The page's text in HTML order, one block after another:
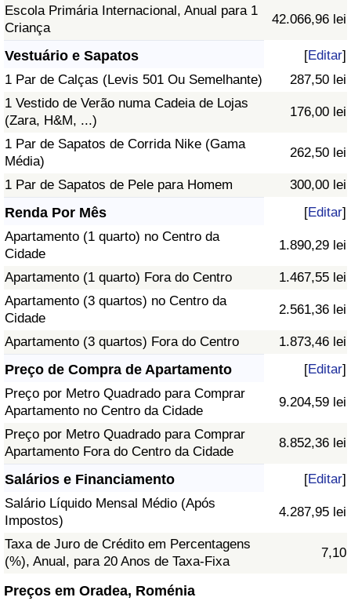
Escola Primária Internacional, Anual para 1
Criança
42.066,96 lei
Vestuário e Sapatos [Editar]
1 Par de Calças (Levis 501 Ou Semelhante)
287,50 lei
1 Vestido de Verão numa Cadeia de Lojas
(Zara, H&M, ...)
176,00 lei
1 Par de Sapatos de Corrida Nike (Gama
Média)
262,50 lei
1 Par de Sapatos de Pele para Homem 300,00 lei
Renda Por Mês [Editar]
Apartamento (1 quarto) no Centro da
Cidade
1.890,29 lei
Apartamento (1 quarto) Fora do Centro
1.467,55 lei
Apartamento (3 quartos) no Centro da
Cidade
2.561,36 lei
Apartamento (3 quartos) Fora do Centro 1.873,46 lei
Preço de Compra de Apartamento [Editar]
Preço por Metro Quadrado para Comprar
Apartamento no Centro da Cidade
9.204,59 lei
Preço por Metro Quadrado para Comprar
Apartamento Fora do Centro da Cidade
8.852,36 lei
Salários e Financiamento [Editar]
Salário Líquido Mensal Médio (Após
Impostos)
4.287,95 lei
Taxa de Juro de Crédito em Percentagens
(%), Anual, para 20 Anos de Taxa-Fixa
7,10
Preços em Oradea, Roménia